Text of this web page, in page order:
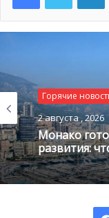
культурой Гаваны.
сохранения океанов.
После
предложены
мохито.
событие яркими
Фото:
Горячие
2 августа , 2026
Монако
развития: